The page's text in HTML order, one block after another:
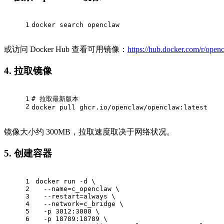
1 docker search openclaw
或访问 Docker Hub 查看可用镜像： https://hub.docker.com/r/
4. 拉取镜像
1
2
# 拉取最新版本
docker pull ghcr.io/openclaw/openclaw:latest
镜像大小约 300MB，拉取速度取决于网络状况。
5. 创建容器
1
2
3
4
5
6
docker run -d \
  --name=c_openclaw \
  --restart=always \
  --network=c_bridge \
  -p 3012:3000 \
  -p 18789:18789 \